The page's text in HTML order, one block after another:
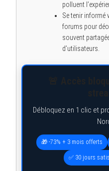
polluent
Se tenir informé
forums pour
souvent
d’utilisateurs.
Débloquez en 1 clic et
🎁 -73% + 3 mois offerts
✅ 30 jours